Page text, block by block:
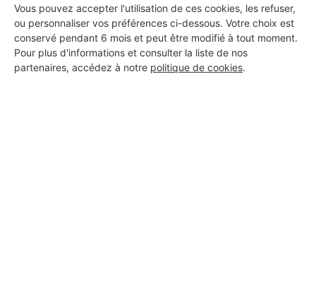
Vous pouvez accepter l'utilisation de ces cookies, les refuser,
ou personnaliser vos préférences ci-dessous. Votre choix est
conservé pendant 6 mois et peut être modifié à tout moment.
Pour plus d'informations et consulter la liste de nos
partenaires, accédez à notre politique de cookies.